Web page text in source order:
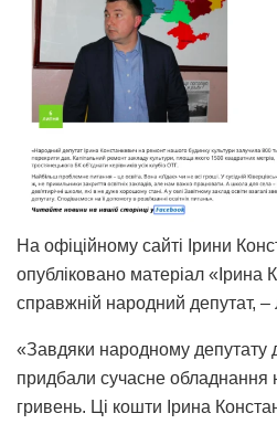
На офіційному сайті Ірини
опубліковано матеріал «Ірина
справжній народний депутат,
«Завдяки народному депутату
придбали сучасне обладнання
гривень. Ці кошти Ірина